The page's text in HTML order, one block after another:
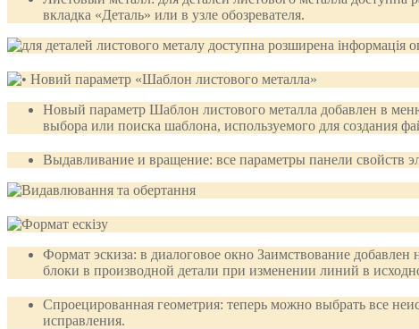
вкладка «Деталь» или в узле обозревателя.
Новый параметр Шаблон листового металла добавлен в
выбора или поиска шаблона, используемого для создания
Выдавливание и вращение: все параметры панели свойств
Формат эскиза: в диалоговое окно Заимствование
блоки в производной детали при изменении линий в
Спроецированная геометрия: теперь можно выбрать все
исправления.